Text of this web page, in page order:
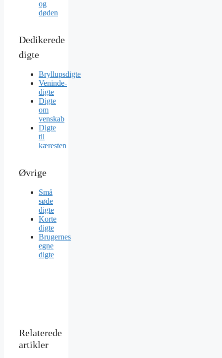
og
døden
Dedikerede
digte
Bryllupsdigte
Veninde-
digte
Digte
om
venskab
Digte
til
kæresten
Øvrige
Små
søde
digte
Korte
digte
Brugernes
egne
digte